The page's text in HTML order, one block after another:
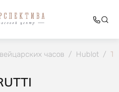
часов / Hublot /